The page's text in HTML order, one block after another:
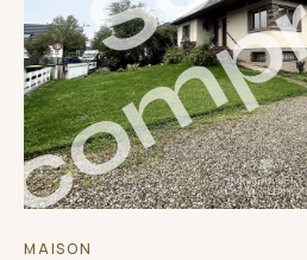
MAISON